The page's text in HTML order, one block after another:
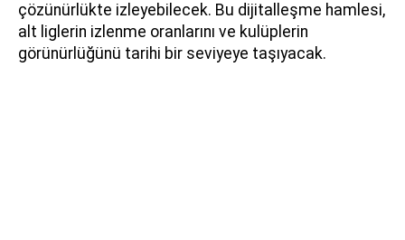
çözünürlükte izleyebilecek. Bu dijitalleşme hamlesi,
alt liglerin izlenme oranlarını ve kulüplerin
görünürlüğünü tarihi bir seviyeye taşıyacak.